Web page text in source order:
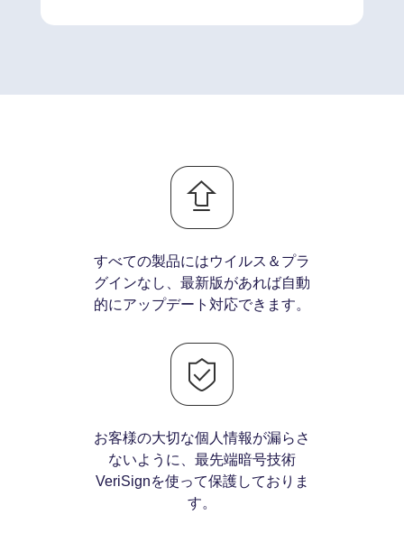
すべての製品にはウイルス＆プラ
グインなし、最新版があれば自動
的にアップデート対応できます。
お客様の大切な個人情報が漏らさ
ないように、最先端暗号技術
VeriSignを使って保護しておりま
す。